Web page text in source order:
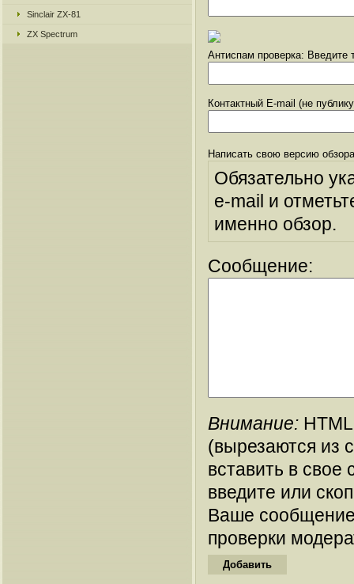
Sinclair ZX-81
ZX Spectrum
Антиспам проверка: Введите
Контактный E-mail (не
Написать свою версию
Обязательно
e-mail и
именно обзор.
Сообщение:
Внимание:
(вырезаются из
вставить в
введите или
Ваше
проверки